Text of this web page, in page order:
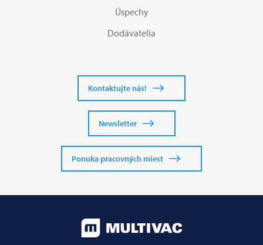
Úspechy
Dodávatelia
Kontaktujte nás!
Newsletter
Ponuka pracovných miest